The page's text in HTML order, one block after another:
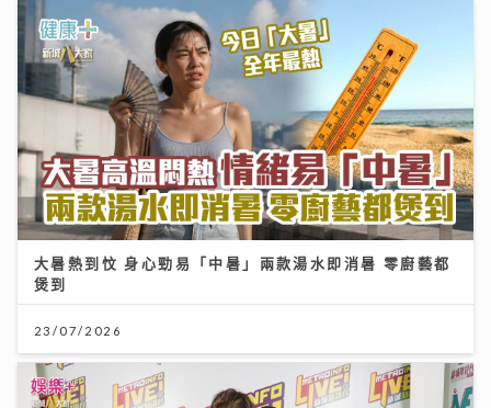
大暑熱到忟 身心勁易「中暑」兩款湯水即消暑 零廚藝都
煲到
23/07/2026